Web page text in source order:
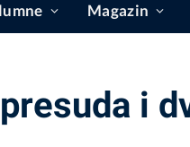
Magazin
i